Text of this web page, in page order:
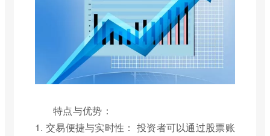
特点与优势：
1. 交易便捷与实时性： 投资者可以通过股票账